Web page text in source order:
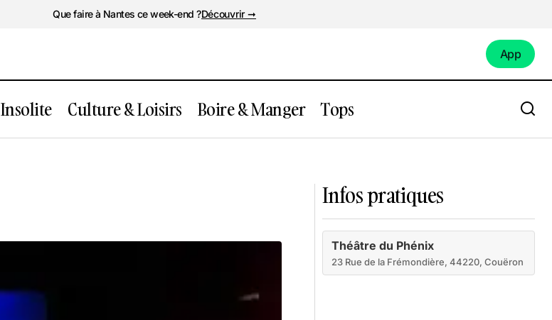
Que faire à Nantes ce week-end ?Découvrir ➞
App
Insolite Culture & Loisirs Boire & Manger Tops
Infos pratiques
Théâtre du Phénix
23 Rue de la Frémondière, 44220, Couëron